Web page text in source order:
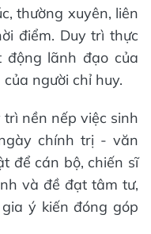
thường xuyên, liên
điểm. Duy trì thực
lãnh đạo của
người chỉ huy.
nền nếp việc sinh
chính trị - văn
để cán bộ, chiến sĩ
và đề đạt tâm tư,
ý kiến đóng góp